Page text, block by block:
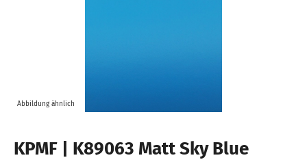
Abbildung ähnlich
KPMF | K89063 Matt Sky Blue